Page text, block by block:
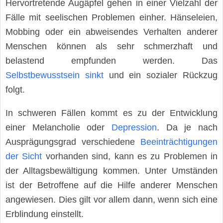
Hervortretende Augäpfel gehen in einer Vielzahl der
Fälle mit seelischen Problemen einher. Hänseleien,
Mobbing oder ein abweisendes Verhalten anderer
Menschen können als sehr schmerzhaft und
belastend empfunden werden. Das
Selbstbewusstsein sinktund ein sozialer Rückzug
folgt.
In schweren Fällen kommt es zu der Entwicklung
einer Melancholie oder Depression. Da je nach
Ausprägungsgrad verschiedene Beeinträchtigungen
der Sicht vorhanden sind, kann es zu Problemen in
der Alltagsbewältigung kommen. Unter Umständen
ist der Betroffene auf die Hilfe anderer Menschen
angewiesen. Dies gilt vor allem dann, wenn sich eine
Erblindung einstellt.